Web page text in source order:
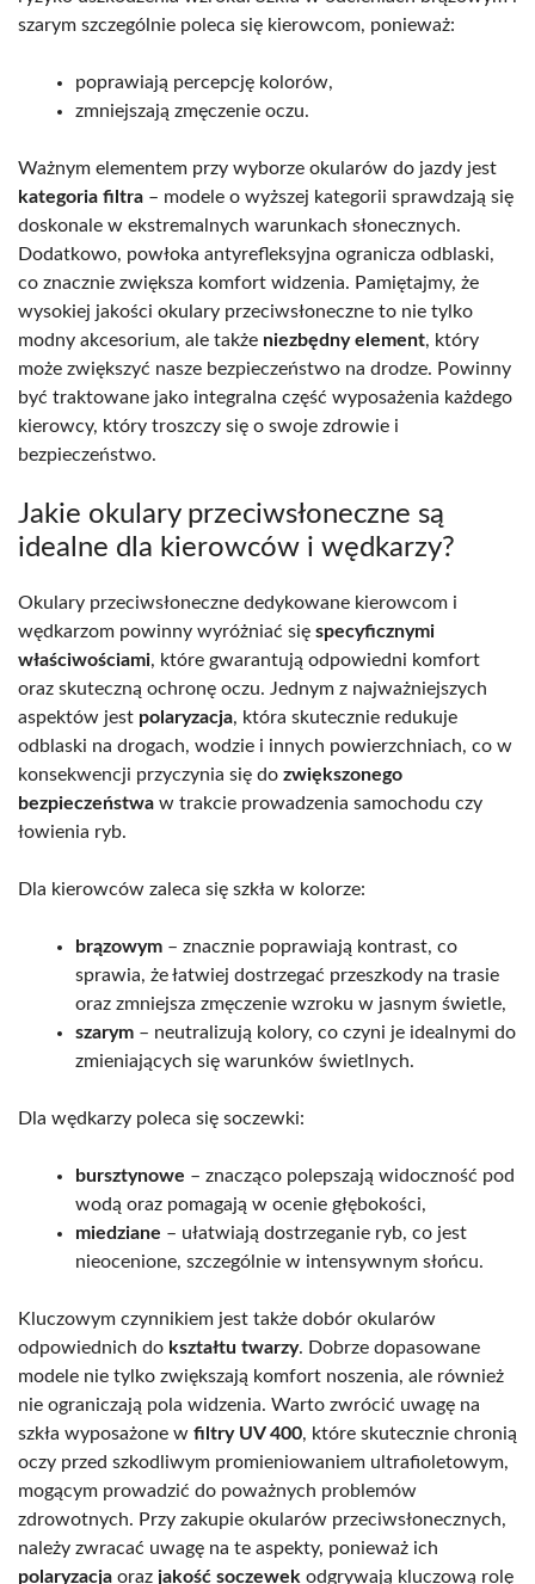
szarym szczególnie poleca się kierowcom, ponieważ:
poprawiają percepcję kolorów,
zmniejszają zmęczenie oczu.
Ważnym elementem przy wyborze okularów do jazdy jest
kategoria filtra – modele o wyższej kategorii sprawdzają się
doskonale w ekstremalnych warunkach słonecznych.
Dodatkowo, powłoka antyrefleksyjna ogranicza odblaski,
co znacznie zwiększa komfort widzenia. Pamiętajmy, że
wysokiej jakości okulary przeciwsłoneczne to nie tylko
modny akcesorium, ale także niezbędny element, który
może zwiększyć nasze bezpieczeństwo na drodze. Powinny
być traktowane jako integralna część wyposażenia każdego
kierowcy, który troszczy się o swoje zdrowie i
bezpieczeństwo.
Jakie okulary przeciwsłoneczne są
idealne dla kierowców i wędkarzy?
Okulary przeciwsłoneczne dedykowane kierowcom i
wędkarzom powinny wyróżniać się specyficznymi
właściwościami, które gwarantują odpowiedni komfort
oraz skuteczną ochronę oczu. Jednym z najważniejszych
aspektów jest polaryzacja, która skutecznie redukuje
odblaski na drogach, wodzie i innych powierzchniach, co w
konsekwencji przyczynia się do zwiększonego
bezpieczeństwa w trakcie prowadzenia samochodu czy
łowienia ryb.
Dla kierowców zaleca się szkła w kolorze:
brązowym – znacznie poprawiają kontrast, co
sprawia, że łatwiej dostrzegać przeszkody na trasie
oraz zmniejsza zmęczenie wzroku w jasnym świetle,
szarym – neutralizują kolory, co czyni je idealnymi do
zmieniających się warunków świetlnych.
Dla wędkarzy poleca się soczewki:
bursztynowe – znacząco polepszają widoczność pod
wodą oraz pomagają w ocenie głębokości,
miedziane – ułatwiają dostrzeganie ryb, co jest
nieocenione, szczególnie w intensywnym słońcu.
Kluczowym czynnikiem jest także dobór okularów
odpowiednich do kształtu twarzy. Dobrze dopasowane
modele nie tylko zwiększają komfort noszenia, ale również
nie ograniczają pola widzenia. Warto zwrócić uwagę na
szkła wyposażone w filtry UV 400, które skutecznie chronią
oczy przed szkodliwym promieniowaniem ultrafioletowym,
mogącym prowadzić do poważnych problemów
zdrowotnych. Przy zakupie okularów przeciwsłonecznych,
należy zwracać uwagę na te aspekty, ponieważ ich
polaryzacja oraz jakość soczewek odgrywają kluczową rolę